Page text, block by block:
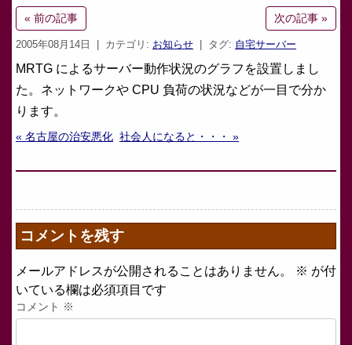
« 前の記事 次の記事 »
2005年08月14日 | カテゴリ: お知らせ | タグ: 自宅サーバー
MRTG によるサーバー動作状況のグラフを設置しまし
た。ネットワークや CPU 負荷の状況などが一目で分か
ります。
« 名古屋の治安悪化 社会人になると・・・ »
コメントを残す
メールアドレスが公開されることはありません。 ※ が付
いている欄は必須項目です
コメント ※